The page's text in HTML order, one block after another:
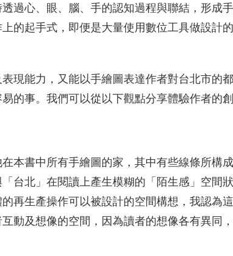
過心、眼、腦、手的認知過程與聯結，形成
的起手式，即便是大量使用數位工具做設計
現能力，又能以手繪圖表達作者對台北市的
的事。我們可以從以下觀點分享體驗作者的
本書中所有手繪圖的家，其中有些線條所構
台北」在閱讀上產生模糊的「陌生感」空間
再生產操作可以被設計的空間構想，我認為
動及想像的空間，因為讀者的想像各有異同